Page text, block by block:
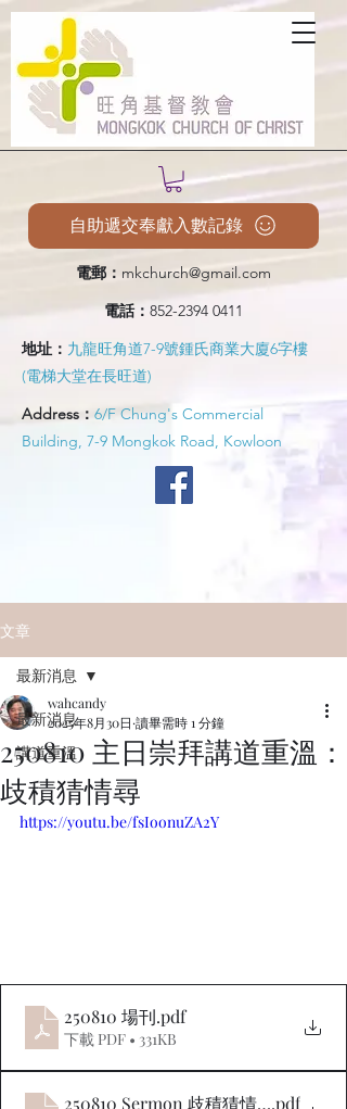
電郵： mkchurch@gmail.com
電話： 852-2394 0411
地址： 九龍旺角道7-9號鍾氏商業大廈6字樓
(電梯大堂在長旺道)
Address： 6/F Chung's Commercial
Building, 7-9 Mongkok Road, Kowloon
自助遞交奉獻入數記錄
文章
最新消息
講道重溫
最新消息
250810 主日崇拜講道重溫：
歧積猜情尋
wahcandy
2025年8月30日 讀畢需時 1 分鐘
https://youtu.be/fsIoonuZA2Y
250810 場刊.pdf
下載 PDF • 331KB
250810 Sermon 歧積猜情尋.pdf